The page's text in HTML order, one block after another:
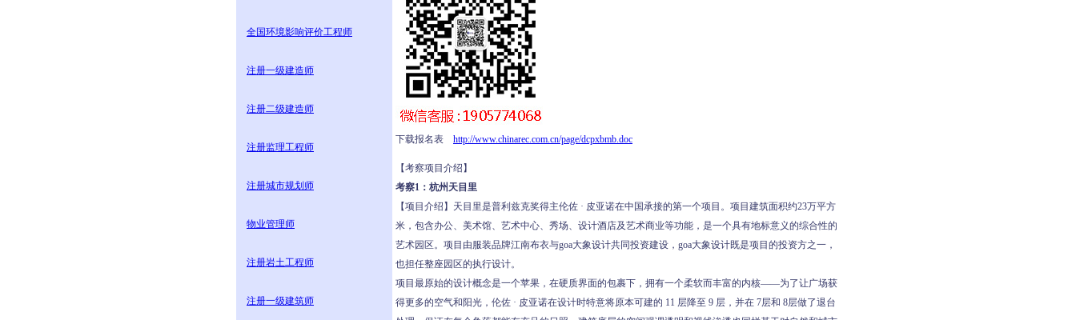
全国环境影响评价工程师
注册一级建造师
注册二级建造师
注册监理工程师
注册城市规划师
物业管理师
注册岩土工程师
注册一级建筑师
下载报名表 http://www.chinarec.com.cn/page/dcpxbmb.doc
【考察项目介绍】
考察1：杭州天目里
【项目介绍】天目里是普利兹克奖得主伦佐 · 皮亚诺在中国承接的第一个项目。项目建筑面积约23万平方
米，包含办公、美术馆、艺术中心、秀场、设计酒店及艺术商业等功能，是一个具有地标意义的综合性的
艺术园区。项目由服装品牌江南布衣与goa大象设计共同投资建设，goa大象设计既是项目的投资方之一，
也担任整座园区的执行设计。
项目最原始的设计概念是一个苹果，在硬质界面的包裹下，拥有一个柔软而丰富的内核——为了让广场获
得更多的空气和阳光，伦佐 · 皮亚诺在设计时特意将原本可建的 11 层降至 9 层，并在 7层和 8层做了退台